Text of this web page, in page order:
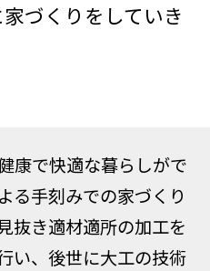
づくりをしていき
康で快適な暮らしがで
る手刻みでの家づくり
抜き適材適所の加工を
い、後世に大工の技術